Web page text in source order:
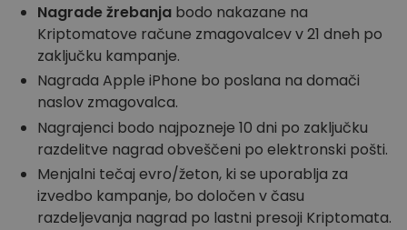
Nagrade žrebanja bodo nakazane na
Kriptomatove račune zmagovalcev v 21 dneh po
zaključku kampanje.
Nagrada Apple iPhone bo poslana na domači
naslov zmagovalca.
Nagrajenci bodo najpozneje 10 dni po zaključku
razdelitve nagrad obveščeni po elektronski pošti.
Menjalni tečaj evro/žeton, ki se uporablja za
izvedbo kampanje, bo določen v času
razdeljevanja nagrad po lastni presoji Kriptomata.